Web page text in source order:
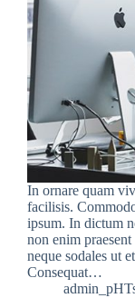
In ornare quam
facilisis.
ipsum. In dictum
non enim
neque sodales ut
Consequat…